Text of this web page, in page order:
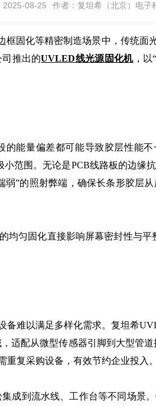
2025-08-25 作者：复坦希（北京）电子
固化等精密制造场景中，传统
司推出的UVLED线光源固化机，以
能量偏差都可能导致胶层性能
范围。无论是PCB线路板的边
”的照射弊端，确保长条形胶层
均匀固化直接影响屏幕密封性与
难以满足多样化需求。复坦希
适配从微型传感器引脚到大型
复采购设备，有效节约企业投入。
成到流水线、工作台等不同场景